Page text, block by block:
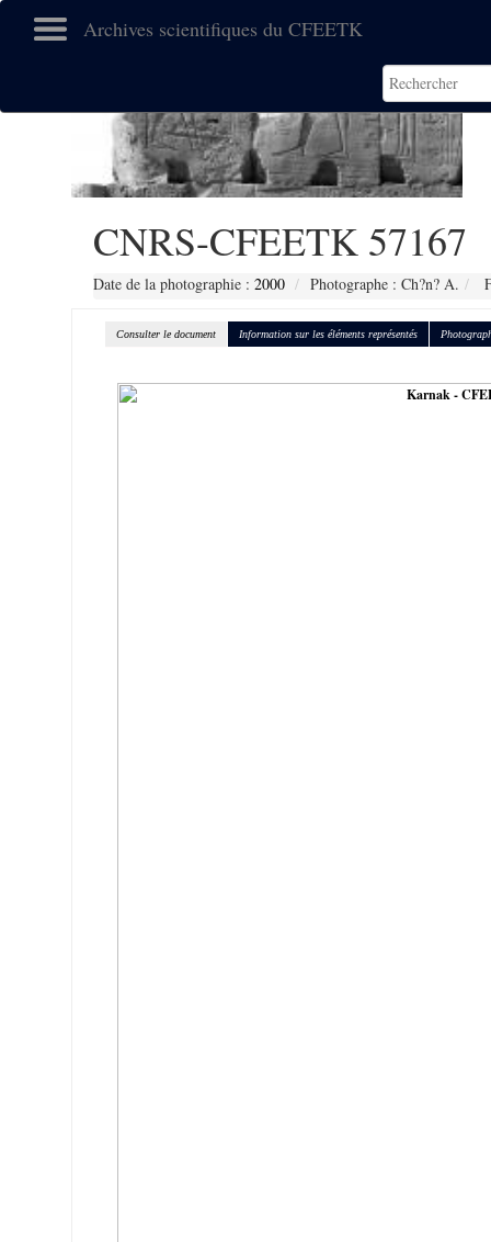
Archives scientifiques du CFEETK
CNRS-CFEETK 57167
Date de la photographie : 2000 Photographe : Ch?n? A.
Consulter le document Information sur les éléments représentés